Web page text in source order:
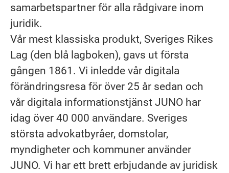
samarbetspartner för alla rådgivare inom
juridik.
Vår mest klassiska produkt, Sveriges Rikes
Lag (den blå lagboken), gavs ut första
gången 1861. Vi inledde vår digitala
förändringsresa för över 25 år sedan och
vår digitala informationstjänst JUNO har
idag över 40 000 användare. Sveriges
största advokatbyråer, domstolar,
myndigheter och kommuner använder
JUNO. Vi har ett brett erbjudande av juridisk